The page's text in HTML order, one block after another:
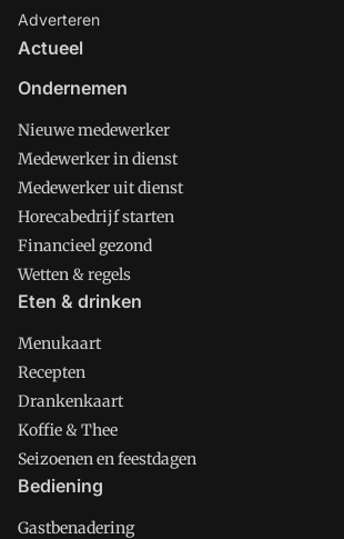
Adverteren
Actueel
Ondernemen
Nieuwe medewerker
Medewerker in dienst
Medewerker uit dienst
Horecabedrijf starten
Financieel gezond
Wetten & regels
Eten & drinken
Menukaart
Recepten
Drankenkaart
Koffie & Thee
Seizoenen en feestdagen
Bediening
Gastbenadering